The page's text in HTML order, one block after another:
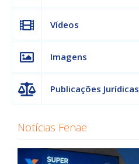
Vídeos
Imagens
Publicações Jurídicas
Notícias Fenae